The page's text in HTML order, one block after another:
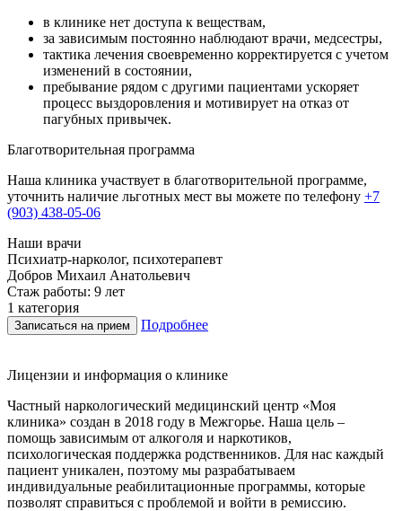
в клинике нет доступа к веществам,
за зависимым постоянно наблюдают врачи, медсестры,
тактика лечения своевременно корректируется с учетом
изменений в состоянии,
пребывание рядом с другими пациентами ускоряет
процесс выздоровления и мотивирует на отказ от
пагубных привычек.
Благотворительная программа
Наша клиника участвует в благотворительной программе,
уточнить наличие льготных мест вы можете по телефону +7
(903) 438-05-06
Наши врачи
Психиатр-нарколог, психотерапевт
Добров Михаил Анатольевич
Стаж работы: 9 лет
1 категория
Записаться на прием Подробнее
Лицензии и информация о клинике
Частный наркологический медицинский центр «Моя
клиника» создан в 2018 году в Межгорье. Наша цель –
помощь зависимым от алкоголя и наркотиков,
психологическая поддержка родственников. Для нас каждый
пациент уникален, поэтому мы разрабатываем
индивидуальные реабилитационные программы, которые
позволят справиться с проблемой и войти в ремиссию.